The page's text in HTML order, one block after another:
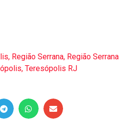
, Região Serrana, Região Serrana
, Teresópolis RJ